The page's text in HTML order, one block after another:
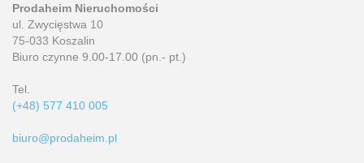
Prodaheim Nieruchomości
ul. Zwycięstwa 10
75-033 Koszalin
Biuro czynne 9.00-17.00 (pn.- pt.)
Tel.
(+48) 577 410 005
biuro@prodaheim.pl